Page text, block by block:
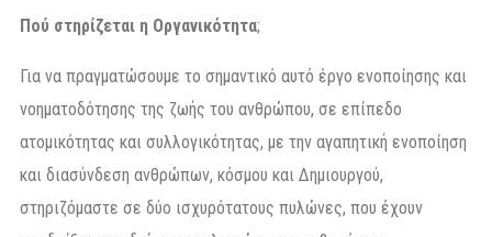
Πού στηρίζεται η Οργανικότητα;
Για να πραγματώσουμε το σημαντικό αυτό έργο ενοποίησης και
νοηματοδότησης της ζωής του ανθρώπου, σε επίπεδο
ατομικότητας και συλλογικότητας, με την αγαπητική ενοποίηση
και διασύνδεση ανθρώπων, κόσμου και Δημιουργού,
στηριζόμαστε σε δύο ισχυρότατους πυλώνες, που έχουν